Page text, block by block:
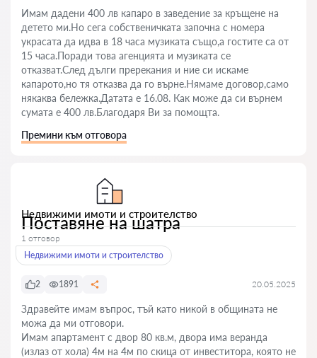
Имам дадени 400 лв капаро в заведение за кръщене на
детето ми.Но сега собственичката започна с номера
украсата да идва в 18 часа музиката също,а гостите са от
15 часа.Поради това агенцията и музиката се
отказват.След дълги пререкания и ние си искаме
капарото,но тя отказва да го върне.Нямаме договор,само
някаква бележка.Датата е 16.08. Как може да си върнем
сумата е 400 лв.Благодаря Ви за помощта.
Премини към отговора
Недвижими имоти и строителство
Поставяне на шатра
1 отговор
Недвижими имоти и строителство
2 1891 20.05.2025
Здравейте имам въпрос, тъй като никой в общината не
можа да ми отговори.
Имам апартамент с двор 80 кв.м, двора има веранда
(излаз от хола) 4м на 4м по скица от инвеститора, която не